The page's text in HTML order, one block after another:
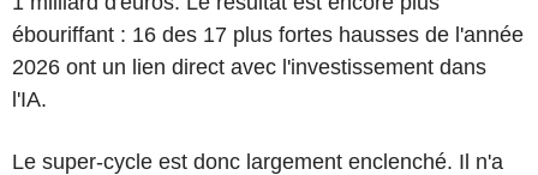
ébouriffant : 16 des 17 plus fortes hausses de l'année
2026 ont un lien direct avec l'investissement dans
l'IA.
Le super-cycle est donc largement enclenché. Il n'a